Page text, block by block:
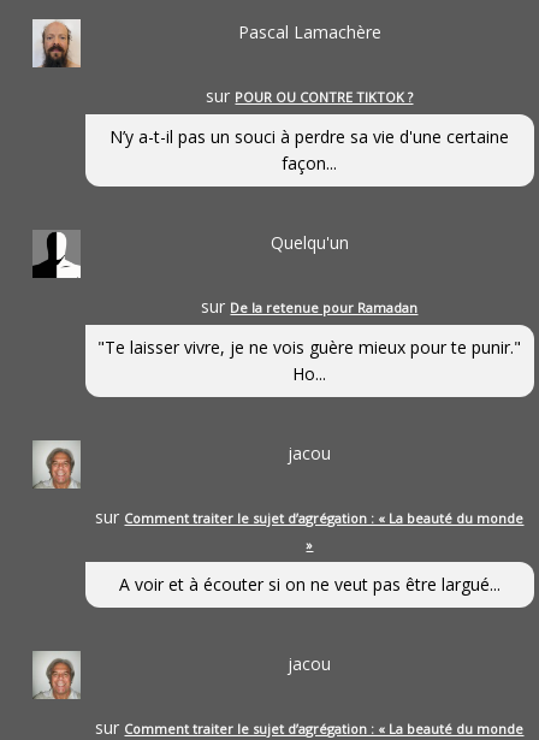
Pascal Lamachère
sur POUR OU CONTRE TIKTOK ?
N’y a-t-il pas un souci à perdre sa vie d'une certaine
façon...
Quelqu'un
sur De la retenue pour Ramadan
"Te laisser vivre, je ne vois guère mieux pour te punir."
Ho...
jacou
sur Comment traiter le sujet d’agrégation : « La beauté du monde
»
A voir et à écouter si on ne veut pas être largué...
jacou
sur Comment traiter le sujet d’agrégation : « La beauté du monde